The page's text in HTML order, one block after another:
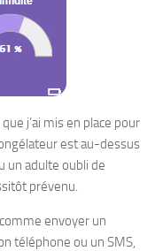
j’ai mis en place pour
est au-dessus
un adulte oubli de
prévenu.
envoyer un
téléphone ou un SMS,